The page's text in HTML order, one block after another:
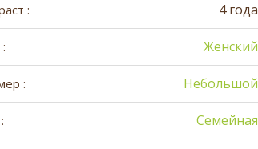
: 4 года
Женский
: Небольшой
Семейная